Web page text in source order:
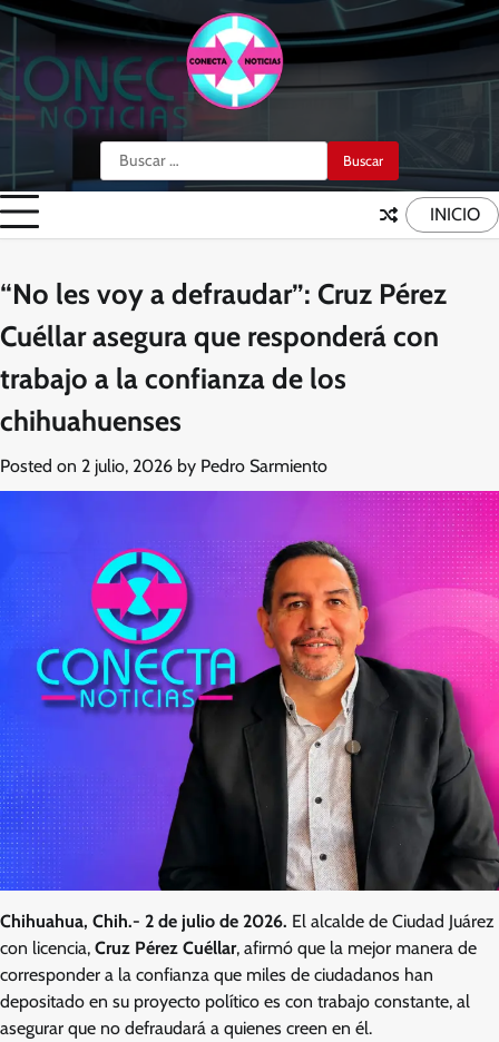
Skip
content
Buscar:
INICIO
“No les voy a defraudar”: Cruz Pérez
Cuéllar asegura que responderá con
trabajo a la confianza de los
chihuahuenses
Posted on 2 julio, 2026 by Pedro Sarmiento
Chihuahua, Chih.- 2 de julio de 2026. El alcalde de Ciudad Juárez
con licencia, Cruz Pérez Cuéllar, afirmó que la mejor manera de
corresponder a la confianza que miles de ciudadanos han
depositado en su proyecto político es con trabajo constante, al
asegurar que no defraudará a quienes creen en él.